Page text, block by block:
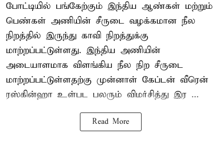
போட்டியில் பங்கேற்கும் இந்திய ஆண்கள் மற்றும்
பெண்கள் அணியின் சீருடை வழக்கமான நீல
நிறத்தில் இருந்து காவி நிறத்துக்கு
மாற்றப்பட்டுள்ளது. இந்திய அணியின்
அடையாளமாக விளங்கிய நீல நிற சீருடை
மாற்றப்பட்டுள்ளதற்கு முன்னாள் கேப்டன் வீரென்
ரஸ்கின்ஹா உள்பட பலரும் விமர்சித்து இர ...
Read More